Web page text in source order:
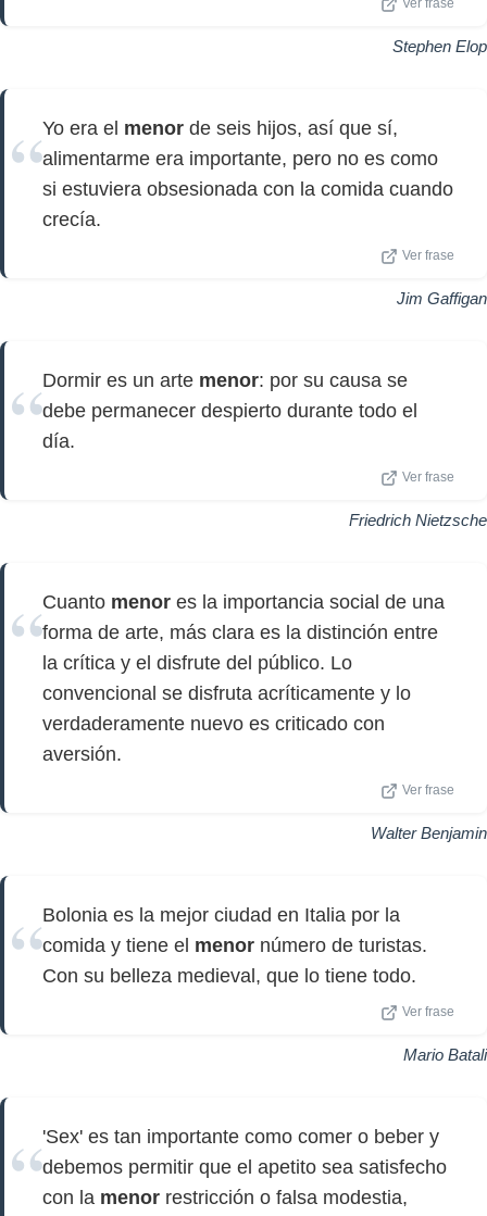
Ver frase
Stephen Elop
Yo era el menor de seis hijos, así que sí,
alimentarme era importante, pero no es como
si estuviera obsesionada con la comida cuando
crecía.
Ver frase
Jim Gaffigan
Dormir es un arte menor: por su causa se
debe permanecer despierto durante todo el
día.
Ver frase
Friedrich Nietzsche
Cuanto menor es la importancia social de una
forma de arte, más clara es la distinción entre
la crítica y el disfrute del público. Lo
convencional se disfruta acríticamente y lo
verdaderamente nuevo es criticado con
aversión.
Ver frase
Walter Benjamin
Bolonia es la mejor ciudad en Italia por la
comida y tiene el menor número de turistas.
Con su belleza medieval, que lo tiene todo.
Ver frase
Mario Batali
'Sex' es tan importante como comer o beber y
debemos permitir que el apetito sea satisfecho
con la menor restricción o falsa modestia,